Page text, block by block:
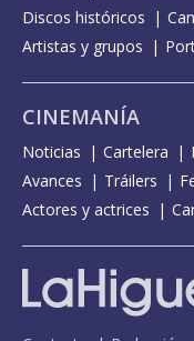
Discos históricos
Artistas y grupos
CINEMANÍA
Noticias Cartelera
Avances
Tráilers
Actores y actrices